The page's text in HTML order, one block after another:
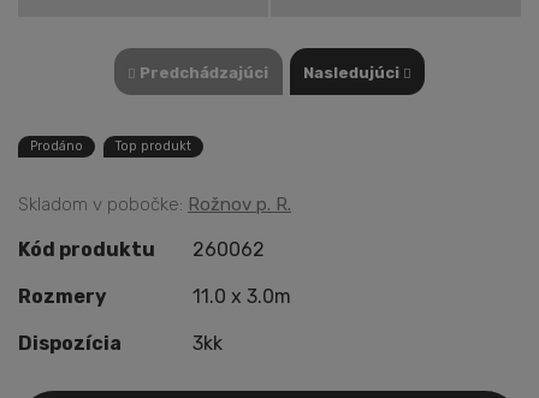
Predchádzajúci Nasledujúci
Prodáno Top produkt
Skladom v pobočke: Rožnov p. R.
Kód produktu 260062
Rozmery 11.0 x 3.0m
Dispozícia 3kk